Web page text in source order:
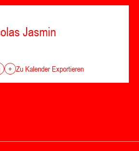
Jasmin
+ Zu Kalender Exportieren